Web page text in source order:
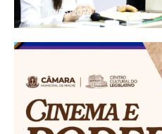
30/06/2026